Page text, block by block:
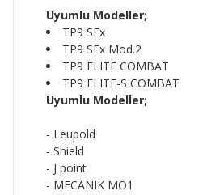
Uyumlu Modeller;
TP9 SFx
TP9 SFx Mod.2
TP9 ELITE COMBAT
TP9 ELITE-S COMBAT
Uyumlu Modeller;
- Leupold
- Shield
- J point
- MECANIK MO1